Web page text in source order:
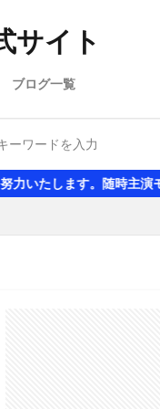
サイト
ブログ一覧
時主演モデル・タレン